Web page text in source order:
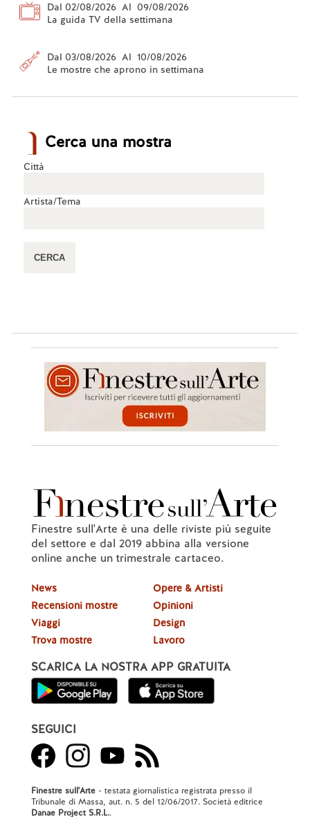
Dal 02/08/2026 Al 09/08/2026
La guida TV della settimana
Dal 03/08/2026 Al 10/08/2026
Le mostre che aprono in settimana
Cerca una mostra
Città
Artista/Tema
Finestre sull'Arte è una delle riviste più seguite
del settore e dal 2019 abbina alla versione
online anche un trimestrale cartaceo.
News
Recensioni mostre
Viaggi
Trova mostre
Opere & Artisti
Opinioni
Design
Lavoro
SCARICA LA NOSTRA APP GRATUITA
SEGUICI
Finestre sull'Arte- testata giornalistica registrata presso il
Tribunale di Massa, aut. n. 5 del 12/06/2017. Società editrice
Danae Project S.R.L..